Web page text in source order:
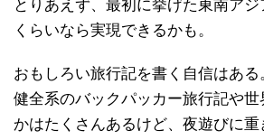
とりあえず、最初に挙げた東南ア
くらいなら実現できるかも。
おもしろい旅行記を書く自信はある
健全系のバックパッカー旅行記や
かはたくさんあるけど、夜遊びに